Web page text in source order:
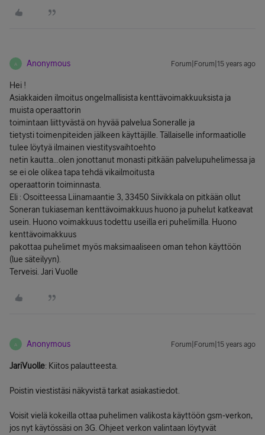
A Anonymous Forum|Forum|15 years ago
Hei !
Asiakkaiden ilmoitus ongelmallisista kenttävoimakkuuksista ja
muista operaattorin
toimintaan liittyvästä on hyvää palvelua Soneralle ja
tietysti toimenpiteiden jälkeen käyttäjille. Tällaiselle informaatiolle
tulee löytyä ilmainen viestitysvaihtoehto
netin kautta...olen jonottanut monasti pitkään palvelupuhelimessa ja
se ei ole olikea tapa tehdä vikailmoitusta
operaattorin toiminnasta.
Eli : Osoitteessa Liinamaantie 3, 33450 Siivikkala on pitkään ollut
Soneran tukiaseman kenttävoimakkuus huono ja puhelut katkeavat
usein. Huono voimakkuus todettu useilla eri puhelimilla. Huono
kenttävoimakkuus
pakottaa puhelimet myös maksimaaliseen oman tehon käyttöön
(lue säteilyyn).
Terveisi. Jari Vuolle
A Anonymous Forum|Forum|15 years ago
JariVuolle: Kiitos palautteesta.
Poistin viestistäsi näkyvistä tarkat asiakastiedot.
Voisit vielä kokeilla ottaa puhelimen valikosta käyttöön gsm-verkon,
jos nyt käytössäsi on 3G. Ohjeet verkon valintaan löytyvät